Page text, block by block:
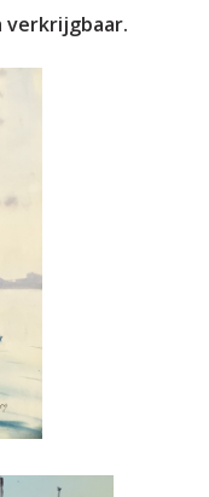
verkrijgbaar.